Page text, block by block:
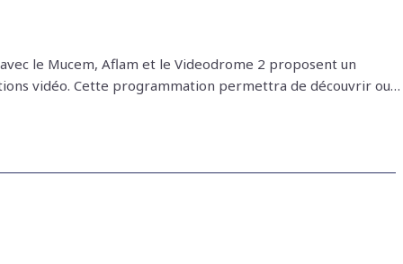
le Mucem, Aflam et le Videodrome 2 proposent un
vidéo. Cette programmation permettra de découvrir ou…